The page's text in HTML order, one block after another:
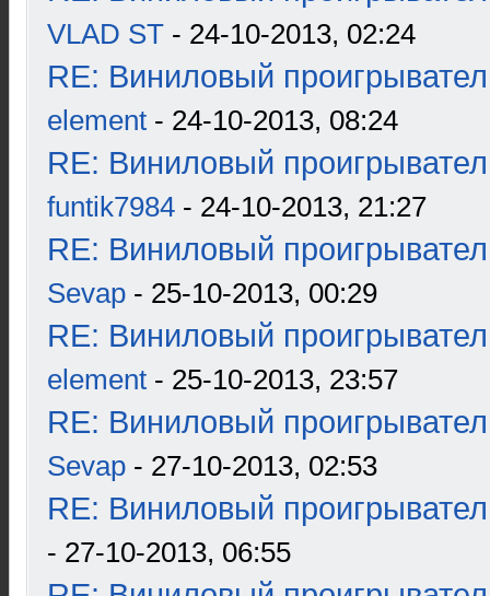
VLAD ST - 24-10-2013, 02:24
RE: Виниловый
element - 24-10-2013, 08:24
RE: Виниловый
funtik7984 - 24-10-2013, 21:27
RE: Виниловый
Sevap - 25-10-2013, 00:29
RE: Виниловый
element - 25-10-2013, 23:57
RE: Виниловый
Sevap - 27-10-2013, 02:53
RE: Виниловый
- 27-10-2013, 06:55